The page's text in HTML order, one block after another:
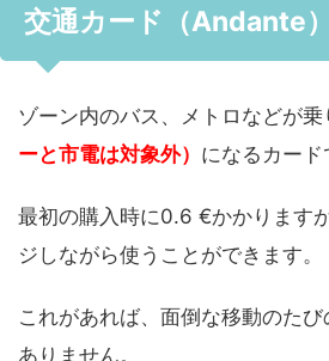
交通カード（Andante）
ゾーン内のバス、メトロなどが乗
ーと市電は対象外） になるカード
最初の購入時に0.6 €かかります
ジしながら使うことができます。
これがあれば、面倒な移動のた
ありません。